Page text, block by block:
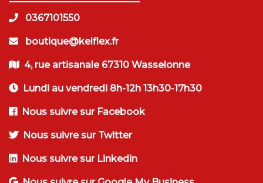
0367101550
boutique@kelflex.fr
4, rue artisanale 67310 Wasselonne
Lundi au vendredi 8h-12h 13h30-17h30
Nous suivre sur Facebook
Nous suivre sur Twitter
Nous suivre sur Linkedin